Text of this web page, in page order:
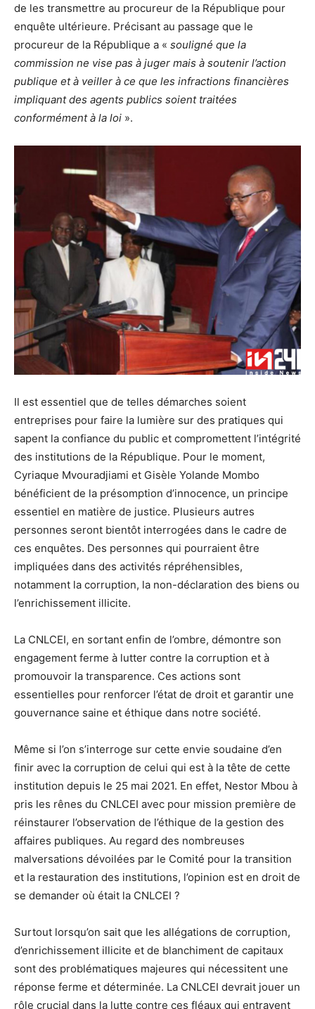
de les transmettre au procureur de la République pour
enquête ultérieure. Précisant au passage que le
procureur de la République a « souligné que la
commission ne vise pas à juger mais à soutenir l’action
publique et à veiller à ce que les infractions financières
impliquant des agents publics soient traitées
conformément à la loi ».
Il est essentiel que de telles démarches soient
entreprises pour faire la lumière sur des pratiques qui
sapent la confiance du public et compromettent l’intégrité
des institutions de la République. Pour le moment,
Cyriaque Mvouradjiami et Gisèle Yolande Mombo
bénéficient de la présomption d’innocence, un principe
essentiel en matière de justice. Plusieurs autres
personnes seront bientôt interrogées dans le cadre de
ces enquêtes. Des personnes qui pourraient être
impliquées dans des activités répréhensibles,
notamment la corruption, la non-déclaration des biens ou
l’enrichissement illicite.
La CNLCEI, en sortant enfin de l’ombre, démontre son
engagement ferme à lutter contre la corruption et à
promouvoir la transparence. Ces actions sont
essentielles pour renforcer l’état de droit et garantir une
gouvernance saine et éthique dans notre société.
Même si l’on s’interroge sur cette envie soudaine d’en
finir avec la corruption de celui qui est à la tête de cette
institution depuis le 25 mai 2021. En effet, Nestor Mbou à
pris les rênes du CNLCEI avec pour mission première de
réinstaurer l’observation de l’éthique de la gestion des
affaires publiques. Au regard des nombreuses
malversations dévoilées par le Comité pour la transition
et la restauration des institutions, l’opinion est en droit de
se demander où était la CNLCEI ?
Surtout lorsqu’on sait que les allégations de corruption,
d’enrichissement illicite et de blanchiment de capitaux
sont des problématiques majeures qui nécessitent une
réponse ferme et déterminée. La CNLCEI devrait jouer un
rôle crucial dans la lutte contre ces fléaux qui entravent